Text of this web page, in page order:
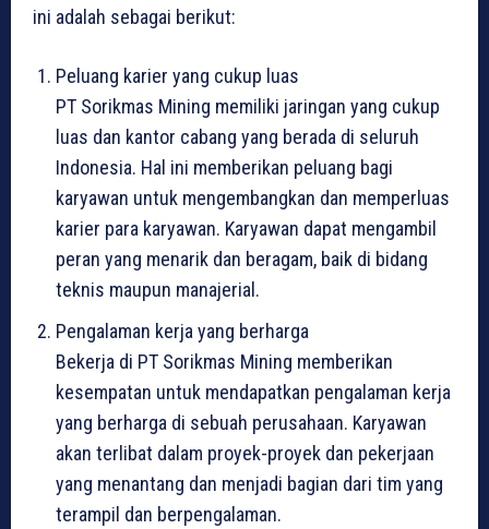
ini adalah sebagai berikut:
Peluang karier yang cukup luas
PT Sorikmas Mining memiliki jaringan yang cukup
luas dan kantor cabang yang berada di seluruh
Indonesia. Hal ini memberikan peluang bagi
karyawan untuk mengembangkan dan memperluas
karier para karyawan. Karyawan dapat mengambil
peran yang menarik dan beragam, baik di bidang
teknis maupun manajerial.
Pengalaman kerja yang berharga
Bekerja di PT Sorikmas Mining memberikan
kesempatan untuk mendapatkan pengalaman kerja
yang berharga di sebuah perusahaan. Karyawan
akan terlibat dalam proyek-proyek dan pekerjaan
yang menantang dan menjadi bagian dari tim yang
terampil dan berpengalaman.